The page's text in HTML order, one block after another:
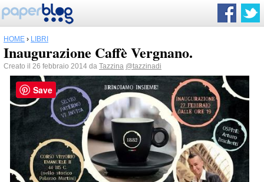
HOME › LIBRI
Inaugurazione Caffè Vergnano.
Creato il 26 febbraio 2014 da Tazzina @tazzinadi
Save